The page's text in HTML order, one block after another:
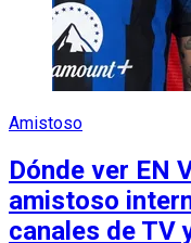
Amistoso
Dónde ver EN
amistoso
canales de TV